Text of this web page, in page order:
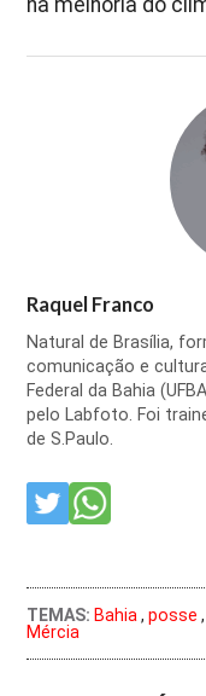
Raquel Franco
Natural de Brasília,
comunicação e
Federal da Bahia
pelo Labfoto. Foi
de S.Paulo.
TEMAS: Bahia,posse
Mércia